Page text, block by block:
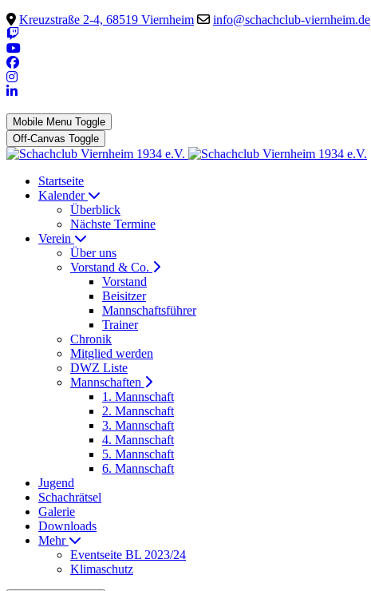
Kreuzstraße 2-4, 68519 Viernheim
info@schachclub-viernheim.de
Mobile Menu Toggle
Off-Canvas Toggle
Startseite
Kalender
Überblick
Nächste Termine
Verein
Über uns
Vorstand & Co.
Vorstand
Beisitzer
Mannschaftsführer
Trainer
Chronik
Mitglied werden
DWZ Liste
Mannschaften
1. Mannschaft
2. Mannschaft
3. Mannschaft
4. Mannschaft
5. Mannschaft
6. Mannschaft
Jugend
Schachrätsel
Galerie
Downloads
Mehr
Eventseite BL 2023/24
Klimaschutz